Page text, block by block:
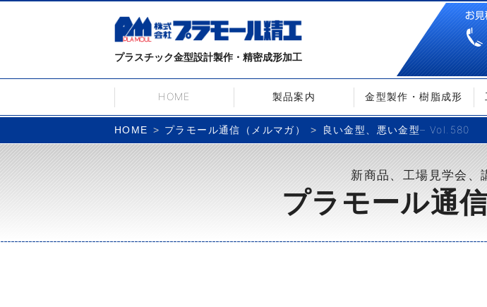
プラスチック金型設計製作・精密成形加工
HOME 製品案内 金型製作・樹脂成形
HOME プラモール通信（メルマガ） 良い金型、悪い金型– Vol.580
新商品、工場見学会、
プラモール通